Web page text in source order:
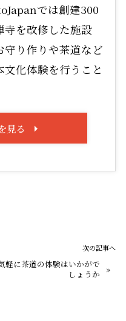
では創建300
寺を改修した施設
守り作りや茶道など
文化体験を行うこと
見る
次の記事へ
軽に茶道の体験はいかがで
しょうか
»